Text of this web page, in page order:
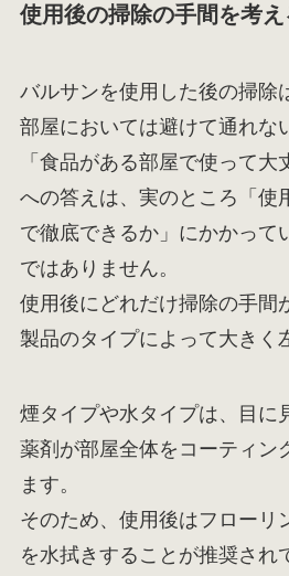
使用後の掃除の手間を考え
バルサンを使用した後の掃除
部屋においては避けて通れな
「食品がある部屋で使って
への答えは、実のところ「使
で徹底できるか」にかかって
ではありません。
使用後にどれだけ掃除の手間
製品のタイプによって大きく
煙タイプや水タイプは、目に
薬剤が部屋全体をコーティン
ます。
そのため、使用後はフローリ
を水拭きすることが推奨され